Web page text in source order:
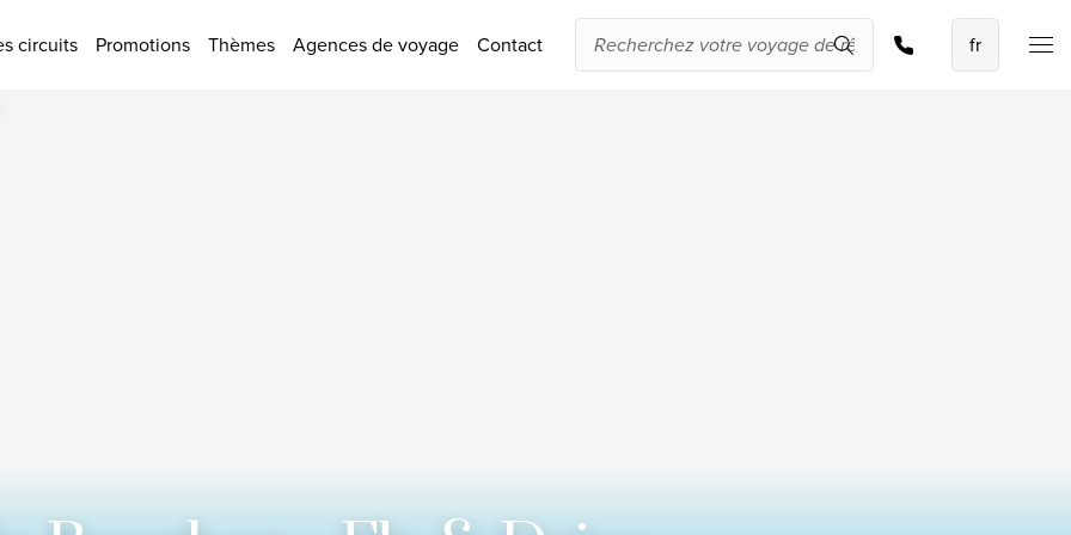
circuits Promotions Thèmes Agences de voyage Contact
Les meilleures
Demander une offre